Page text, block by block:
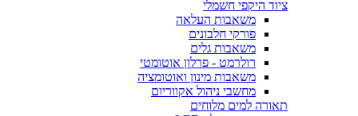
ציוד היקפי חשמלי
משאבות העלאה
פורקי חלבונים
משאבות גלים
רולרמט - פרלון אוטומטי
משאבות מינון ואוטומציה
מחשבי ניהול אקווריום
תאורה למים מלוחים